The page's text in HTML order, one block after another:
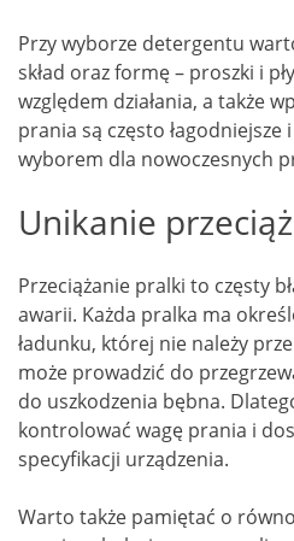
Przy wyborze detergentu
skład oraz formę – proszki i
względem działania, a także
prania są często łagodniejsze
wyborem dla nowoczesnych
Unikanie
Przeciążanie pralki to częsty
awarii. Każda pralka ma
ładunku, której nie należy
może prowadzić do
do uszkodzenia bębna.
kontrolować wagę prania i
specyfikacji urządzenia.
Warto także pamiętać o